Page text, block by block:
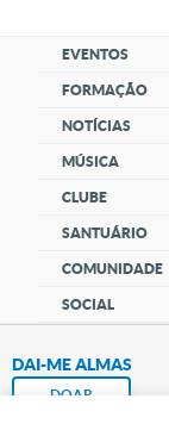
EVENTOS
FORMAÇÃO
NOTÍCIAS
MÚSICA
CLUBE
SANTUÁRIO
COMUNIDADE
SOCIAL
DAI-ME ALMAS
DOAR